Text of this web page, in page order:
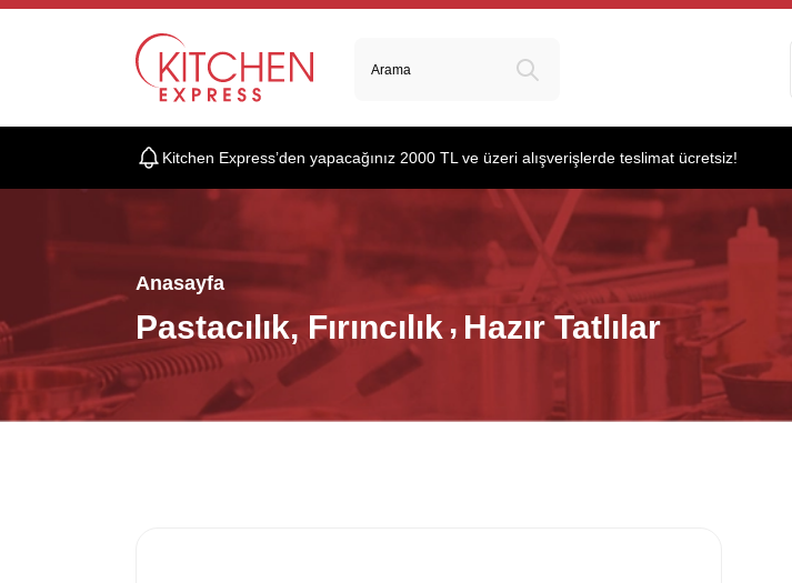
Kitchen Express’den yapacağınız 2000 TL ve üzeri alışverişlerde teslimat ücretsiz!
Anasayfa
Pastacılık, Fırıncılık Hazır Tatlılar